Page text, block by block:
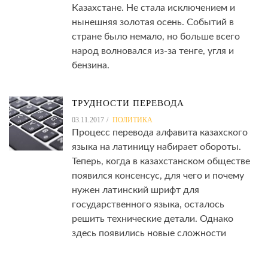
Казахстане. Не стала исключением и
нынешняя золотая осень. Событий в
стране было немало, но больше всего
народ волновался из-за тенге, угля и
бензина.
ТРУДНОСТИ ПЕРЕВОДА
03.11.2017 ПОЛИТИКА
Процесс перевода алфавита казахского
языка на латиницу набирает обороты.
Теперь, когда в казахстанском обществе
появился консенсус, для чего и почему
нужен латинский шрифт для
государственного языка, осталось
решить технические детали. Однако
здесь появились новые сложности